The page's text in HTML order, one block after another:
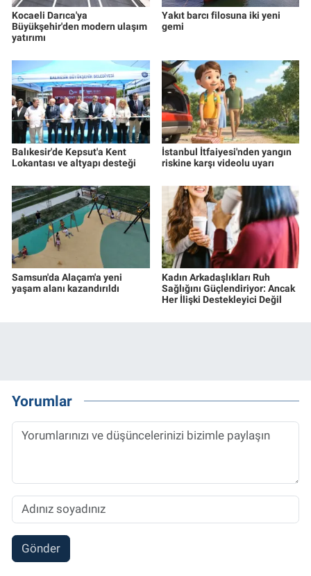
Kocaeli Darıca'ya
Büyükşehir'den modern ulaşım
yatırımı
Yakıt barcı filosuna iki yeni
gemi
Balıkesir'de Kepsut'a Kent
Lokantası ve altyapı desteği
İstanbul İtfaiyesi'nden yangın
riskine karşı videolu uyarı
Samsun'da Alaçam'a yeni
yaşam alanı kazandırıldı
Kadın Arkadaşlıkları Ruh
Sağlığını Güçlendiriyor: Ancak
Her İlişki Destekleyici Değil
Yorumlar
Gönder